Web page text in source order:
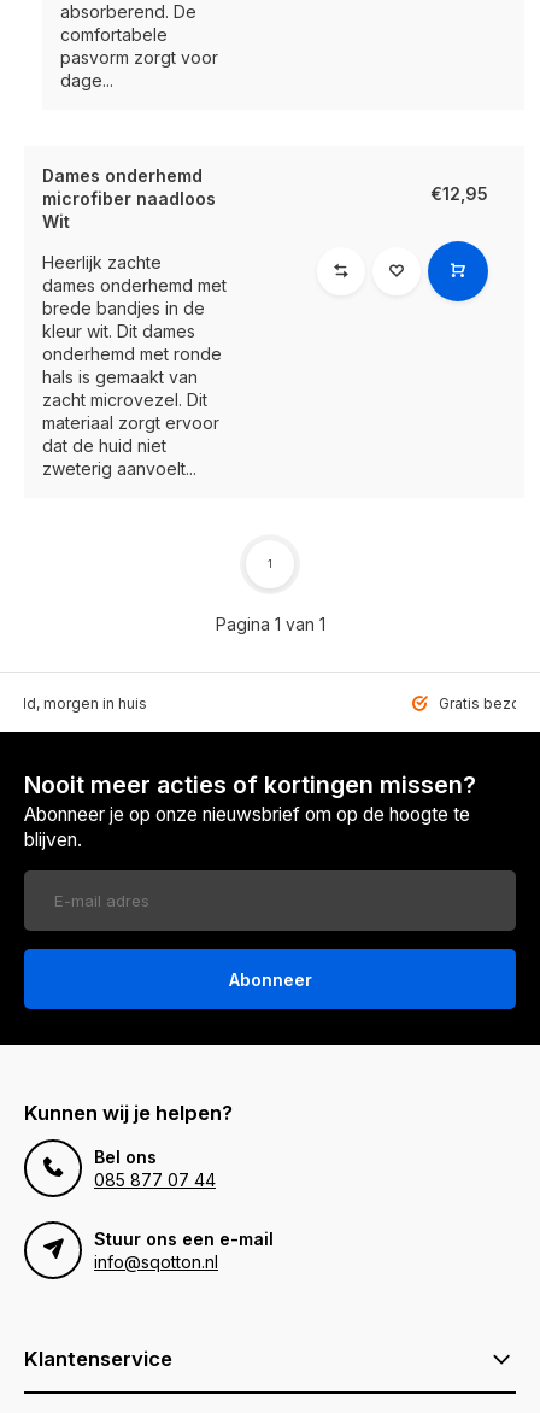
absorberend. De
comfortabele
pasvorm zorgt voor
dage...
Dames onderhemd
microfiber naadloos
Wit
Heerlijk zachte
dames onderhemd met
brede bandjes in de
kleur wit. Dit dames
onderhemd met ronde
hals is gemaakt van
zacht microvezel. Dit
materiaal zorgt ervoor
dat de huid niet
zweterig aanvoelt...
€12,95
Pagina 1 van 1
1
morgen in huis Gratis
Nooit meer acties of kortingen missen?
Abonneer je op onze nieuwsbrief om op de hoogte te
blijven.
Abonneer
Kunnen wij je helpen?
Bel ons
085 877 07 44
Stuur ons een e-mail
info@sqotton.nl
Klantenservice